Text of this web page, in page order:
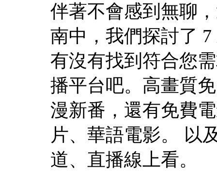
伴著不會感到無聊
南中，我們探討了
有沒有找到符合您
播平台吧。高畫質
漫新番，還有免費
片、華語電影。 以
道、直播線上看。